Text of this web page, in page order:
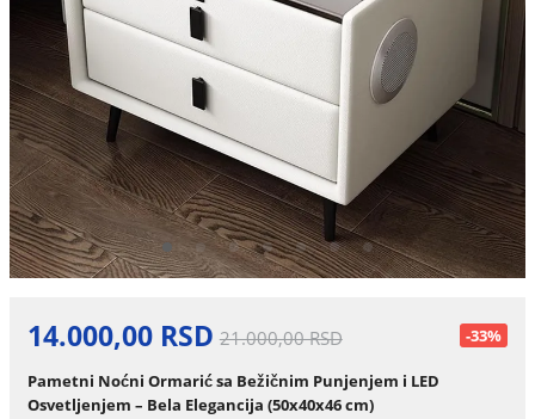
14.000,00 RSD 21.000,00 RSD -33%
Pametni Noćni Ormarić sa Bežičnim Punjenjem i LED
Osvetljenjem – Bela Elegancija (50x40x46 cm)